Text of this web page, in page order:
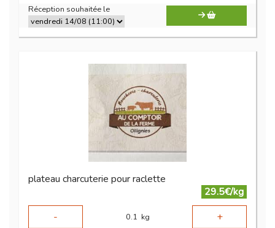
Réception souhaitée le
plateau charcuterie pour raclette
29.5€/kg
-
0.1 kg +